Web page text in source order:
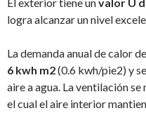
El exterior tiene unvalor U
logra alcanzar un nivel
La demanda anual de calor
6 kwh m2(0.6 kwh/pie2) y
aire a agua. La ventilación
el cual el aire interior